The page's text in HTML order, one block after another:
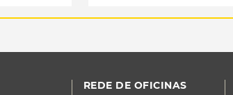
REDE DE OFICINAS